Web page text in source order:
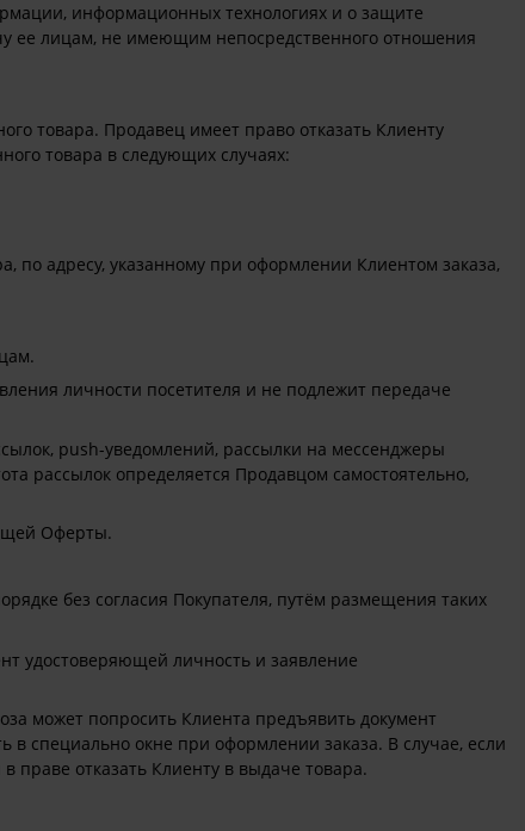
информационных технологиях и о защите
ее лицам, не имеющим непосредственного отношения
товара. Продавец имеет право отказать Клиенту
товара в следующих случаях:
по адресу, указанному при оформлении Клиентом заказа,
личности посетителя и не подлежит передаче
push-уведомлений, рассылки на мессенджеры
рассылок определяется Продавцом самостоятельно,
Оферты.
без согласия Покупателя, путём размещения таких
удостоверяющей личность и заявление
может попросить Клиента предъявить документ
в специально окне при оформлении заказа. В случае, если
отказать Клиенту в выдаче товара.